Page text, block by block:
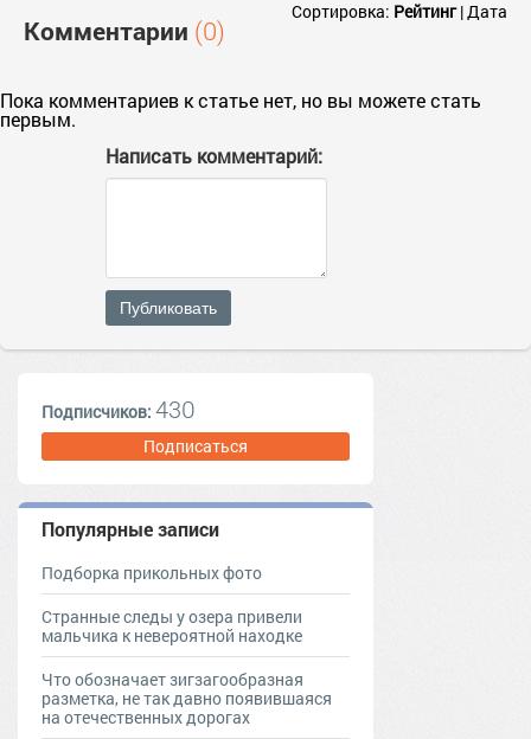
Комментарии (0)
Сортировка: Рейтинг|Дата
Пока комментариев к статье нет, но вы можете стать
первым.
Написать комментарий:
Публиковать
Подписчиков: 430
Подписаться
Популярные записи
Подборка прикольных фото
Странные следы у озера привели
мальчика к невероятной находке
Что обозначает зигзагообразная
разметка, не так давно появившаяся
на отечественных дорогах